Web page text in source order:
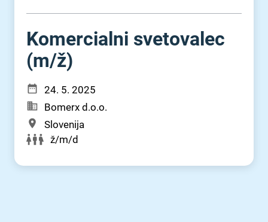
Komercialni svetovalec
(m⁠/⁠ž)
24. 5. 2025
Bomerx d.o.o.
Slovenija
ž/m/d